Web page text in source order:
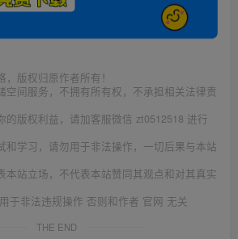
版权归原作者所有！
空间服务，不拥有所有权，不承担相关法律责
的版权利益，请加客服微信 zt0512518 进行
和学习，请勿用于非法操作，一切后果与本站
本站立场，不代表本站赞同其观点和对其真实
于非法违规操作 否则和作者 官网 无关
THE END